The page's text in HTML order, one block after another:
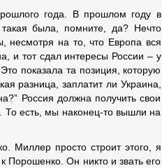
года. В прошлом году в
была, помните, да? Нечто
несмотря на то, что Европа вся
и тот сдал интересы России – у
показала та позиция, которую
разница, заплатит ли Украина,
Россия должна получить свои
То есть, мы наконец-то вышли на
Миллер просто строит этого, я
Порошенко. Он никто и звать его